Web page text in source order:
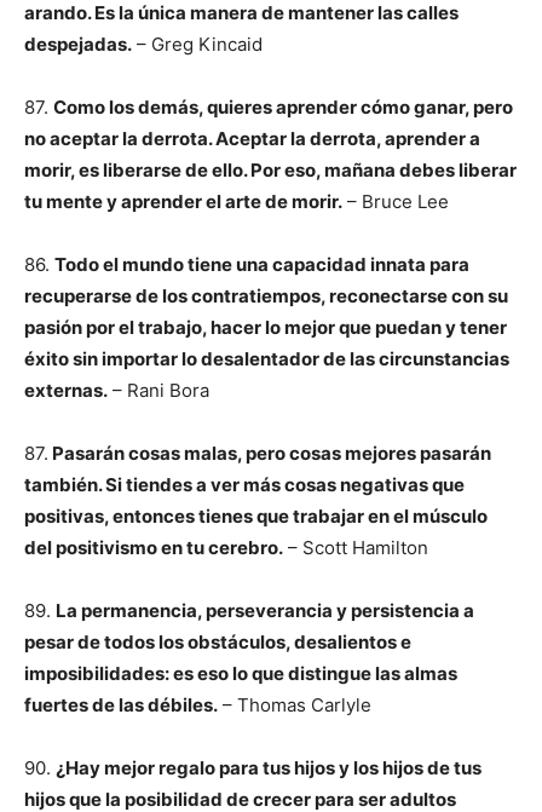
arando. Es la única manera de mantener las calles
despejadas. – Greg Kincaid
87. Como los demás, quieres aprender cómo ganar, pero
no aceptar la derrota. Aceptar la derrota, aprender a
morir, es liberarse de ello. Por eso, mañana debes liberar
tu mente y aprender el arte de morir. – Bruce Lee
86. Todo el mundo tiene una capacidad innata para
recuperarse de los contratiempos, reconectarse con su
pasión por el trabajo, hacer lo mejor que puedan y tener
éxito sin importar lo desalentador de las circunstancias
externas. – Rani Bora
87. Pasarán cosas malas, pero cosas mejores pasarán
también. Si tiendes a ver más cosas negativas que
positivas, entonces tienes que trabajar en el músculo
del positivismo en tu cerebro. – Scott Hamilton
89. La permanencia, perseverancia y persistencia a
pesar de todos los obstáculos, desalientos e
imposibilidades: es eso lo que distingue las almas
fuertes de las débiles. – Thomas Carlyle
90. ¿Hay mejor regalo para tus hijos y los hijos de tus
hijos que la posibilidad de crecer para ser adultos